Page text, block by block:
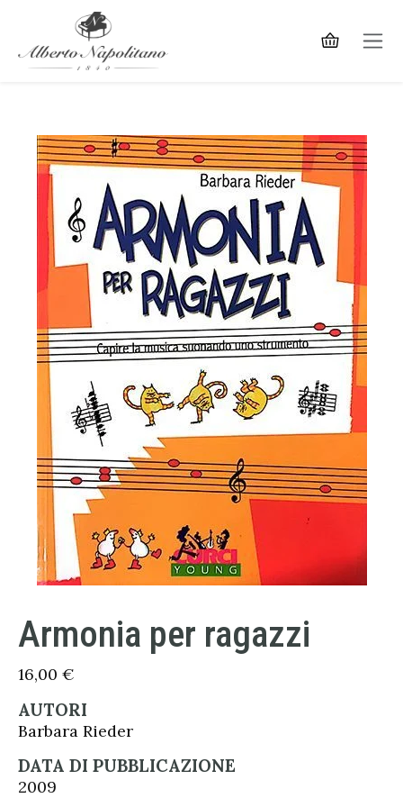
Armonia per ragazzi
16,00 €
AUTORI
Barbara Rieder
DATA DI PUBBLICAZIONE
2009